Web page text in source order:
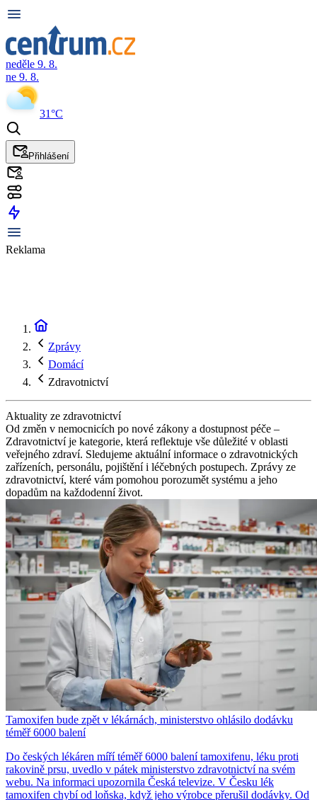
neděle 9. 8.
ne 9. 8.
31°C
Přihlášení
Reklama
Zprávy
Domácí
Zdravotnictví
Aktuality ze zdravotnictví
Od změn v nemocnicích po nové zákony a dostupnost péče –
Zdravotnictví je kategorie, která reflektuje vše důležité v oblasti
veřejného zdraví. Sledujeme aktuální informace o zdravotnických
zařízeních, personálu, pojištění i léčebných postupech. Zprávy ze
zdravotnictví, které vám pomohou porozumět systému a jeho
dopadům na každodenní život.
Tamoxifen bude zpět v lékárnách, ministerstvo ohlásilo dodávku
téměř 6000 balení
Do českých lékáren míří téměř 6000 balení tamoxifenu, léku proti
rakovině prsu, uvedlo v pátek ministerstvo zdravotnictví na svém
webu. Na informaci upozornila Česká televize. V Česku lék
tamoxifen chybí od loňska, když jeho výrobce přerušil dodávky. Od